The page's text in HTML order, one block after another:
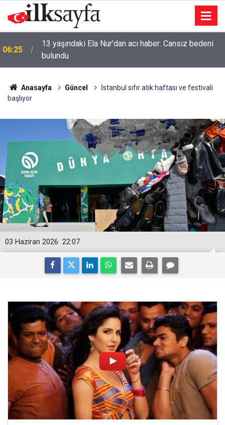
06:25
13 yaşındaki Ela Nur’dan acı haber: Cansız bedeni
bulundu
Anasayfa Güncel
İstanbul sıfır atık haftası ve festivali
başlıyor
22:07
03 Haziran 2026